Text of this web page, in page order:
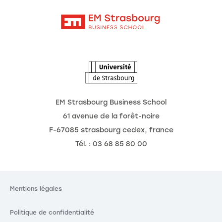
EM Strasbourg Business School
61 avenue de la forêt-noire
F-67085 strasbourg cedex, france
Tél. : 03 68 85 80 00
Mentions légales
Politique de confidentialité